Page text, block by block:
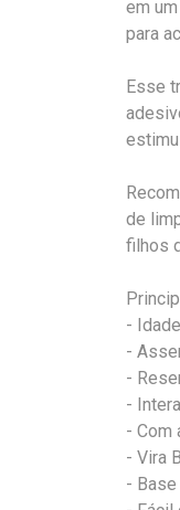
em
para
Esse
de
filhos
-
-
-
-
- Com
- Vira
-